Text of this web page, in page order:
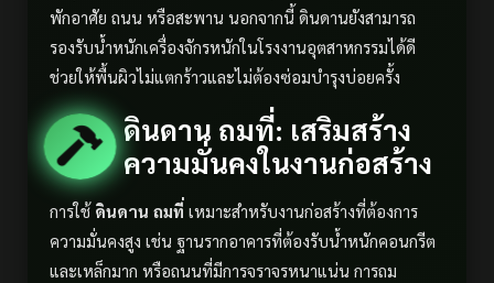
พักอาศัย ถนน หรือสะพาน นอกจากนี้ ดินดานยังสามารถ
รองรับน้ำหนักเครื่องจักรหนักในโรงงานอุตสาหกรรมได้ดี
ช่วยให้พื้นผิวไม่แตกร้าวและไม่ต้องซ่อมบำรุงบ่อยครั้ง
ดินดาน ถมที่: เสริมสร้าง
ความมั่นคงในงานก่อสร้าง
การใช้ ดินดาน ถมที่ เหมาะสำหรับงานก่อสร้างที่ต้องการ
ความมั่นคงสูง เช่น ฐานรากอาคารที่ต้องรับน้ำหนักคอนกรีต
และเหล็กมาก หรือถนนที่มีการจราจรหนาแน่น การถม